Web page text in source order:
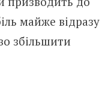
майже відразу
збільшити